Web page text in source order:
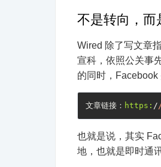
不是转向，
Wired 除了写文章
宣科，依照公关事
的同时，Facebook
文章链接： https: /
也就是说，其实
地，也就是即时通